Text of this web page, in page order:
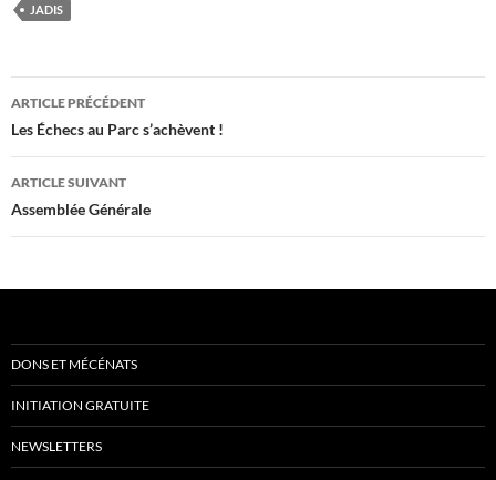
JADIS
Navigation
des
articles
ARTICLE PRÉCÉDENT
Les Échecs au Parc s’achèvent !
ARTICLE SUIVANT
Assemblée Générale
DONS ET MÉCÉNATS
INITIATION GRATUITE
NEWSLETTERS